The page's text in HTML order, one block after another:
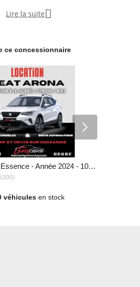
et d’occasion, nous proposons un large
Lire la suite 
ce concessionnaire
4x4 - SUV - Essence - Année 2024 - 10 km, 50 €
véhiculesen stock